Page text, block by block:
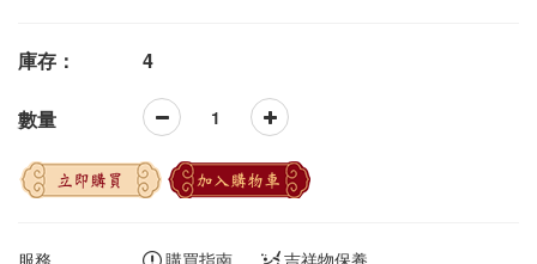
庫存： 4
數量
立即購買 加入購物車
服務 購買指南 吉祥物保養